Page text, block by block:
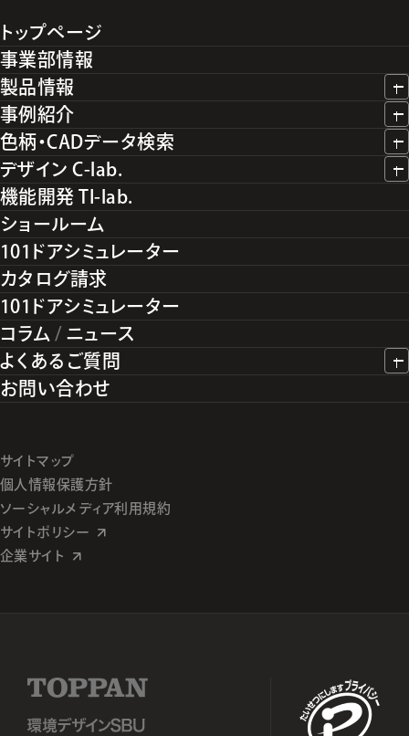
トップページ
事業部情報
製品情報
事例紹介
色柄・CADデータ検索
デザイン C-lab.
機能開発 TI-lab.
ショールーム
101ドアシミュレーター
カタログ請求
101ドアシミュレーター
コラム / ニュース
よくあるご質問
お問い合わせ
サイトマップ
個人情報保護方針
ソーシャルメディア利用規約
サイトポリシー
企業サイト